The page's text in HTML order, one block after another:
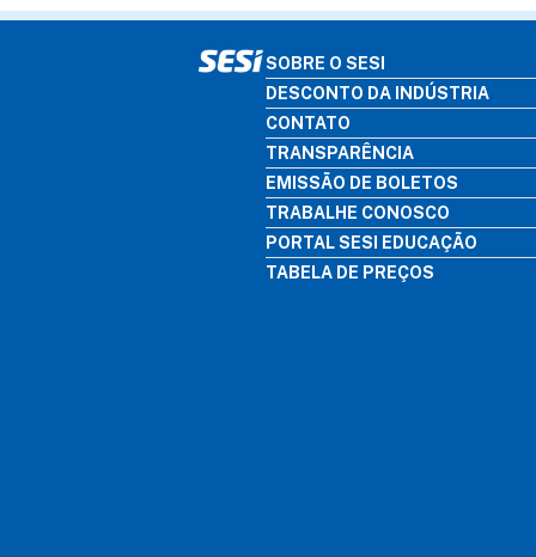
SOBRE O SESI
DESCONTO DA INDÚSTRIA
CONTATO
TRANSPARÊNCIA
EMISSÃO DE BOLETOS
TRABALHE CONOSCO
PORTAL SESI EDUCAÇÃO
TABELA DE PREÇOS